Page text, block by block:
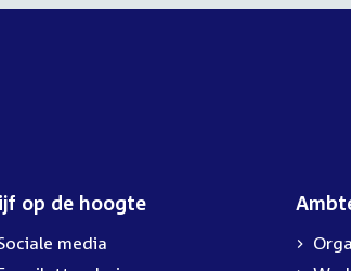
op de hoogte
media